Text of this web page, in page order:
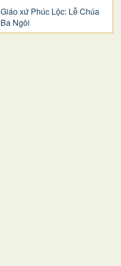
Giáo xứ Phúc Lộc: Lễ Chúa
Ba Ngôi